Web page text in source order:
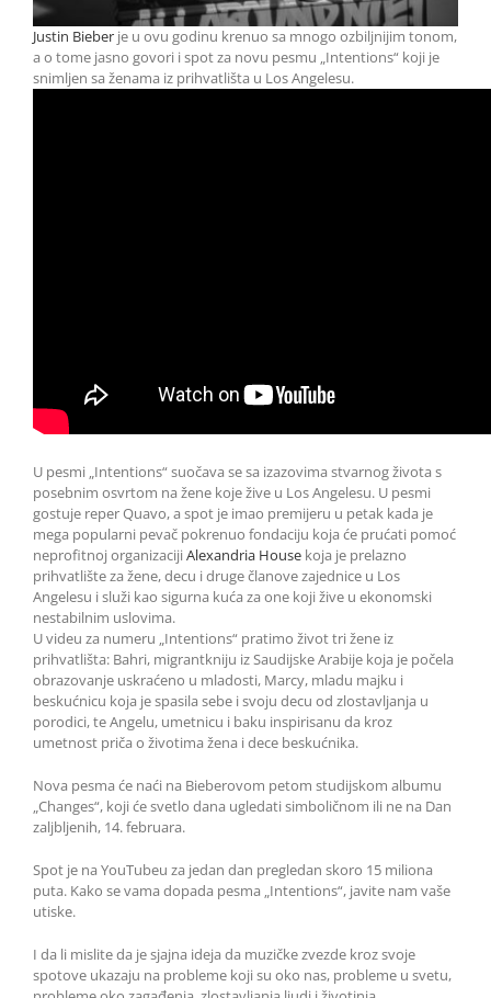
Justin Bieber je u ovu godinu krenuo sa mnogo ozbiljnijim tonom,
a o tome jasno govori i spot za novu pesmu „Intentions“ koji je
snimljen sa ženama iz prihvatlišta u Los Angelesu.
U pesmi „Intentions“ suočava se sa izazovima stvarnog života s
posebnim osvrtom na žene koje žive u Los Angelesu. U pesmi
gostuje reper Quavo, a spot je imao premijeru u petak kada je
mega popularni pevač pokrenuo fondaciju koja će prućati pomoć
neprofitnoj organizacijiAlexandria House koja je prelazno
prihvatlište za žene, decu i druge članove zajednice u Los
Angelesu i služi kao sigurna kuća za one koji žive u ekonomski
nestabilnim uslovima.
U videu za numeru „Intentions“ pratimo život tri žene iz
prihvatlišta: Bahri, migrantkniju iz Saudijske Arabije koja je počela
obrazovanje uskraćeno u mladosti, Marcy, mladu majku i
beskućnicu koja je spasila sebe i svoju decu od zlostavljanja u
porodici, te Angelu, umetnicu i baku inspirisanu da kroz
umetnost priča o životima žena i dece beskućnika.
Nova pesma će naći na Bieberovom petom studijskom albumu
„Changes“, koji će svetlo dana ugledati simboličnom ili ne na Dan
zaljbljenih, 14. februara.
Spot je na YouTubeu za jedan dan pregledan skoro 15 miliona
puta. Kako se vama dopada pesma „Intentions“, javite nam vaše
utiske.
I da li mislite da je sjajna ideja da muzičke zvezde kroz svoje
spotove ukazaju na probleme koji su oko nas, probleme u svetu,